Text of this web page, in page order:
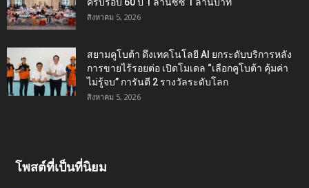
ครบรอบ 60 ปี 1 ล้านซีซี 1 ล้านบาท
สิงหาคม 5, 2026
สยามคูโบต้า ดึงเทคโนโลยี AI ยกระดับบริการหลัง
การขายไร้รอยต่อ เปิดโมเดล “เลือกคูโบต้า คุ้มค่า
ไม่รู้จบ” การันตี 2 รางวัลระดับโลก
สิงหาคม 5, 2026
โพสต์ที่เป็นที่นิยม